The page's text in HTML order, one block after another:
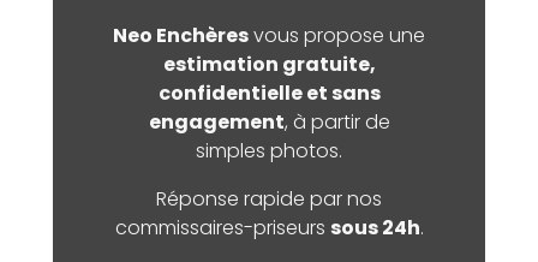
Neo Enchèresvous propose une
estimation gratuite,
confidentielle et sans
engagement, à partir de
simples photos.
Réponse rapide par nos
commissaires-priseurs sous 24h.